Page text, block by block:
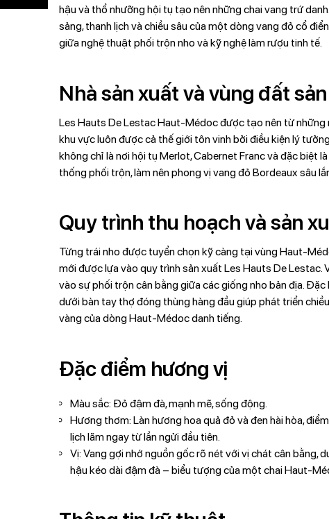
hậu và thổ nhưỡng hội tụ tạo nên những chai vang trứ
sảng, thanh lịch và chiều sâu của một dòng vang đỏ cổ
giữa nghệ thuật phối trộn nho và kỹ nghệ làm rượu tinh tế.
Nhà sản xuất và vùng đất
Les Hauts De Lestac Haut-Médoc được tạo nên từ
khu vực luôn được cả thế giới tôn vinh bởi điều kiện lý
không chỉ là nơi hội tụ Merlot, Cabernet Franc và đặc biệt
thống phối trộn, làm nên phong vị vang đỏ Bordeaux sâu
Quy trình thu hoạch và sản
Từng trái nho được tuyển chọn kỹ càng tại vùng Haut-
mới được lựa vào quy trình sản xuất Les Hauts De Lestac.
vào sự phối trộn cân bằng giữa các giống nho bản địa.
dưới bàn tay thợ đóng thùng hàng đầu giúp phát triển
vàng của dòng Haut-Médoc danh tiếng.
Đặc điểm hương vị
Màu sắc: Đỏ đậm đà, mạnh mẽ, sống động.
Hương thơm: Làn hương hoa quả đỏ và đen hài hòa,
lịch lãm ngay từ lần ngửi đầu tiên.
Vị: Vang gợi nhớ nguồn gốc rõ nét với vị chát cân bằng,
hậu kéo dài đậm đà – biểu tượng của một chai Haut-